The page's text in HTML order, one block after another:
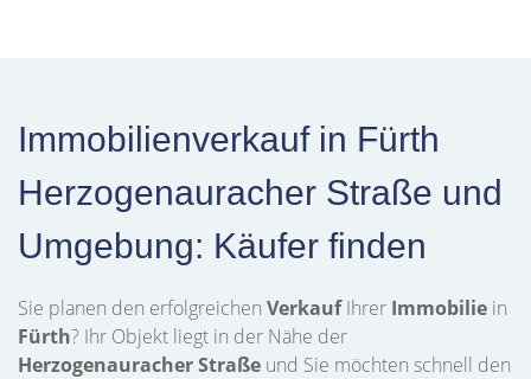
Immobilienverkauf in Fürth
Herzogenauracher Straße und
Umgebung: Käufer finden
Sie planen den erfolgreichen VerkaufIhrer Immobilie in
Fürth? Ihr Objekt liegt in der Nähe der
Herzogenauracher Straße und Sie möchten schnell den